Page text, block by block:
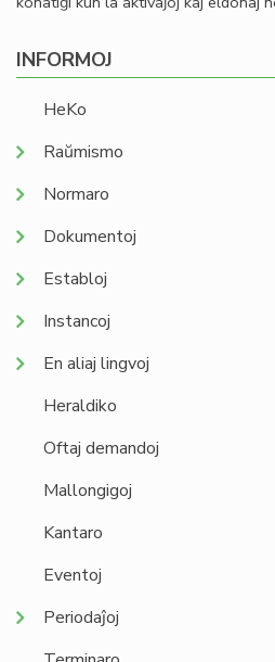
INFORMOJ
HeKo
Raŭmismo
Normaro
Dokumentoj
Establoj
Instancoj
En aliaj lingvoj
Heraldiko
Oftaj demandoj
Mallongigoj
Kantaro
Eventoj
Periodaĵoj